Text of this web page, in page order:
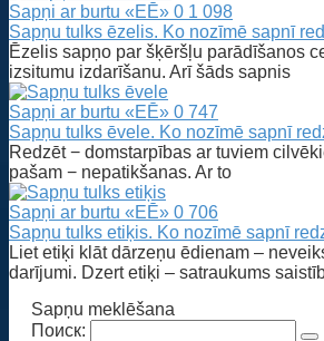
Sapņi ar burtu «EĒ» 0 1 098
Sapņu tulks ēzelis. Ko nozīmē sapnī
Ēzelis sapņo par šķēršļu parādīšanos
izsitumu izdarīšanu. Arī šāds sapnis
Sapņi ar burtu «EĒ» 0 747
Sapņu tulks ēvele. Ko nozīmē sapnī
Redzēt − domstarpības ar tuviem
pašam − nepatikšanas. Ar to
Sapņi ar burtu «EĒ» 0 706
Sapņu tulks etiķis. Ko nozīmē sapnī
Liet etiķi klāt dārzeņu ēdienam –
darījumi. Dzert etiķi – satraukums
Sapņu meklēšana
Поиск: